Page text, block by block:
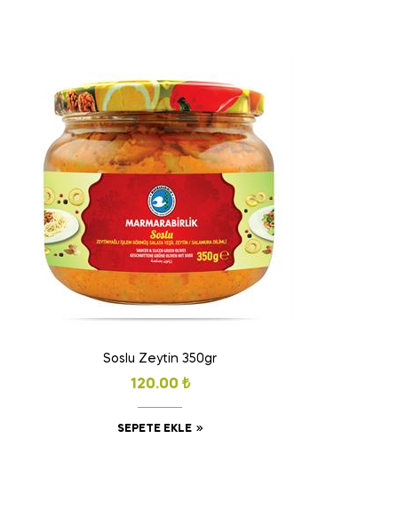
Soslu Zeytin 350gr
120.00 ₺
SEPETE EKLE